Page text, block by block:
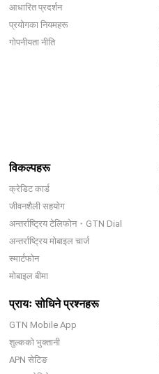
आधारित प्रदर्शन
प्रयोगका नियमहरू
गोपनीयता नीति
विकल्पहरू
क्रेडिट कार्ड
जीवनशैली सहयोग
अन्तर्राष्ट्रिय टेलिफोन・GTN Dial
अन्तर्राष्ट्रिय मोबाइल चार्ज
स्मार्टफोन
मोबाइल बीमा
प्रायः सोधिने प्रश्नहरू
GTN Mobile App
शुल्कको भुक्तानी
APN सेटिङ